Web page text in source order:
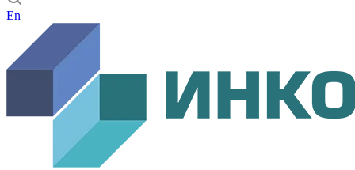
En